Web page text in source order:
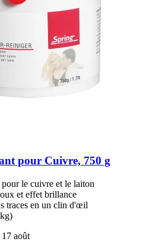
pour Cuivre, 750 g
le cuivre et le laiton
et effet brillance
traces en un clin d'œil
août